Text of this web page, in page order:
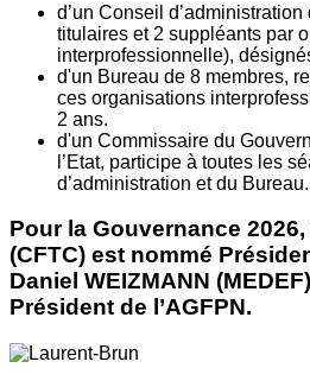
d’un Conseil
titulaires et 2 suppléants par
interprofessionnelle),
d'un Bureau de 8 membres,
ces organisations
2 ans.
d'un Commissaire du
l’Etat, participe à toutes les
d’administration et du Bureau.
Pour la Gouvernance
(CFTC) est nommé
Daniel WEIZMANN
Président de l’AGFPN.